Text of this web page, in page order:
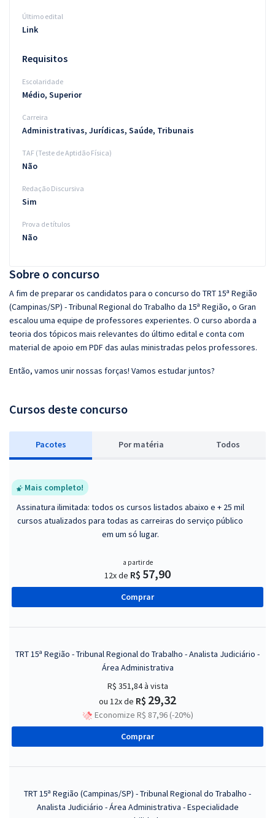
Sobre o concurso
A fim de preparar os candidatos para o concurso do TRT 15ª Região
(Campinas/SP) - Tribunal Regional do Trabalho da 15ª Região, o Gran
escalou uma equipe de professores experientes. O curso aborda a
teoria dos tópicos mais relevantes do último edital e conta com
material de apoio em PDF das aulas ministradas pelos professores.
Então, vamos unir nossas forças! Vamos estudar juntos?
Cursos deste concurso
Pacotes Por matéria Todos
Mais completo!
Assinatura ilimitada: todos os cursos listados abaixo e + 25 mil
cursos atualizados para todas as carreiras do serviço público
em um só lugar.
a partir de
12x de R$ 57,90
Comprar
TRT 15ª Região - Tribunal Regional do Trabalho - Analista Judiciário -
Área Administrativa
R$ 351,84à vista
ou 12x de R$ 29,32
Economize R$ 87,96 (-20%)
Comprar
TRT 15ª Região (Campinas/SP) - Tribunal Regional do Trabalho -
Analista Judiciário - Área Administrativa - Especialidade
Último edital
Link
Requisitos
Escolaridade
Médio, Superior
Carreira
Administrativas, Jurídicas, Saúde, Tribunais
TAF (Teste de Aptidão Física)
Não
Redação Discursiva
Sim
Prova de títulos
Não